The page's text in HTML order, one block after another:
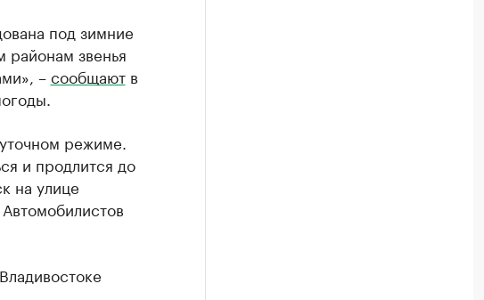
под зимние
звенья
–сообщаютв
режиме.
и продлится до
на улице